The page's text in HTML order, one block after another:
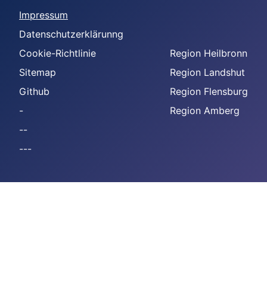
Impressum
Datenschutzerklärunng
Cookie-Richtlinie
Sitemap
Github
-
--
---
Region Heilbronn
Region Landshut
Region Flensburg
Region Amberg